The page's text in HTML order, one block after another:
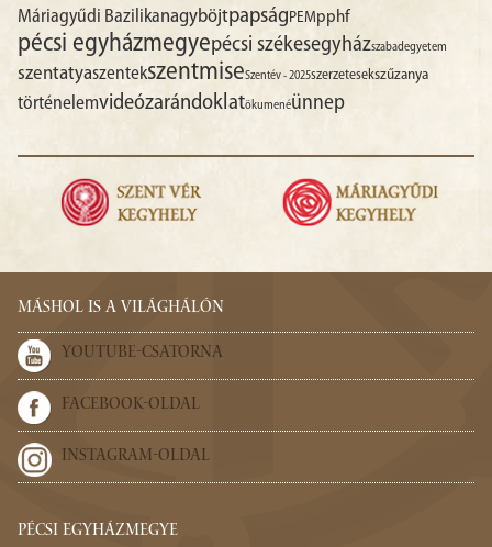
Máriagyűdi Bazilikanagyböjtpapság PEMpphf
pécsi egyházmegyepécsi székesegyházszabadegyetem
szentatyaszentekszentmiseSzentév - 2025szerzetesekszűzanya
történelemvideózarándoklatökumenéünnep
MÁSHOL IS A VILÁGHÁLÓN
YOUTUBE-CSATORNA
FACEBOOK-OLDAL
INSTAGRAM-OLDAL
PÉCSI EGYHÁZMEGYE